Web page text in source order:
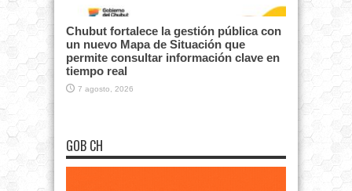
Chubut fortalece la gestión pública con
un nuevo Mapa de Situación que
permite consultar información clave en
tiempo real
7 agosto, 2026
GOB CH